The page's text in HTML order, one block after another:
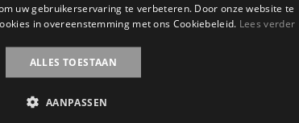
uw gebruikerservaring te verbeteren. Door onze website te
in overeenstemming met ons Cookiebeleid. Lees verder
ALLES TOESTAAN
AANPASSEN